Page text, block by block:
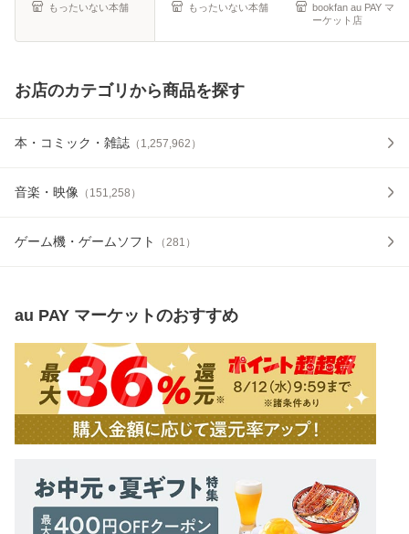
もったいない本舗 もったいない本舗
bookfan au PAY マ
ーケット店
お店のカテゴリから商品を探す
本・コミック・雑誌 （ 1,257,962 ）
音楽・映像 （ 151,258 ）
ゲーム機・ゲームソフト （281 ）
au PAY マーケットのおすすめ